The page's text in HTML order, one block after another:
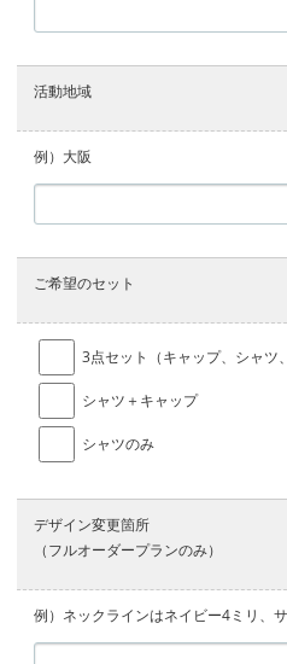
活動地域
例）大阪
ご希望のセット
3点セット（キャップ、シャツ
シャツ＋キャップ
シャツのみ
デザイン変更箇所
（フルオーダープランのみ）
例）ネックラインはネイビー4ミリ、